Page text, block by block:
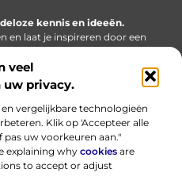
veel
uw privacy.
vergelijkbare technologieën
Klik op 'Accepteer alle
uw voorkeuren aan."
explaining why cookies are
to accept or adjust
kennis en ideeën.
en laat je inspireren door een